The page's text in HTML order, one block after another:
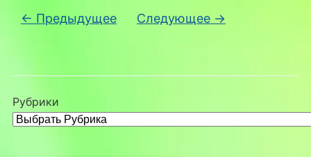
← Предыдущее Следующее →
Рубрики